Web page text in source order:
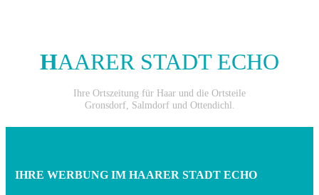
HAARER STADT ECHO
Ihre Ortszeitung für Haar und die Ortsteile
Gronsdorf, Salmdorf und Ottendichl.
IHRE WERBUNG IM HAARER STADT ECHO